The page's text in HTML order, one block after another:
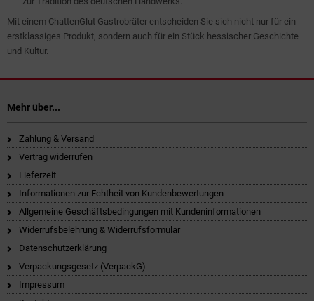
Mit einem ChattenGlut Gastrobräter entscheiden Sie sich nicht nur für ein
erstklassiges Produkt, sondern auch für ein Stück hessischer Geschichte
und Kultur.
Mehr über...
Zahlung & Versand
Vertrag widerrufen
Lieferzeit
Informationen zur Echtheit von Kundenbewertungen
Allgemeine Geschäftsbedingungen mit Kundeninformationen
Widerrufsbelehrung & Widerrufsformular
Datenschutzerklärung
Verpackungsgesetz (VerpackG)
Impressum